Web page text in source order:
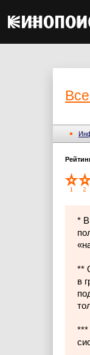
* В
**
в
***